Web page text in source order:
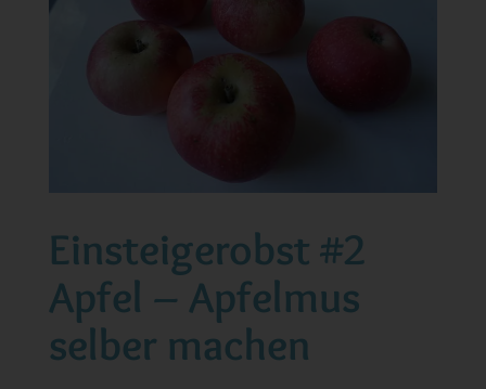
Einsteigerobst #2
Apfel – Apfelmus
selber machen